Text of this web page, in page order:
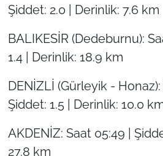
Şiddet: 2.0 | Derinlik: 7.6 km
BALIKESİR (Dedeburnu):
1.4 | Derinlik: 18.9 km
DENİZLİ (Gürleyik - Honaz):
Şiddet: 1.5 | Derinlik: 10.0
AKDENİZ: Saat 05:49 |
27.8 km